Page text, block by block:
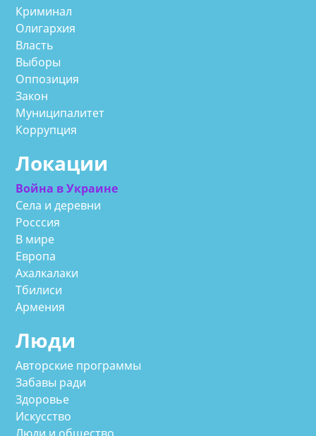
Криминал
Олигархия
Власть
Выборы
Оппозиция
Закон
Муниципалитет
Коррупция
Локации
Война в Украине
Села и деревни
Росссия
В мире
Европа
Ахалкалаки
Тбилиси
Армения
Люди
Авторские программы
Забавы ради
Здоровье
Искусство